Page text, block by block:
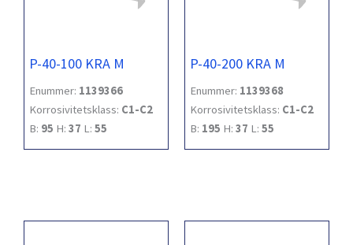
P-40-100 KRA M
Enummer: 1139366
Korrosivitetsklass: C1-C2
B: 95 H: 37 L: 55
P-40-200 KRA M
Enummer: 1139368
Korrosivitetsklass: C1-C2
B: 195 H: 37 L: 55